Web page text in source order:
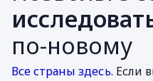
по-новому
Все страны здесь. Если